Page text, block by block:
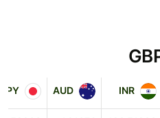
INR INR
AUD AUD
JPY JPY